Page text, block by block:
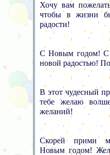
Хочу вам
чтобы в жизни
радости!
С Новым годом! С
новой радостью!
В этот чудесный
тебе желаю
желаний!
Скорей прими
Новым годом!